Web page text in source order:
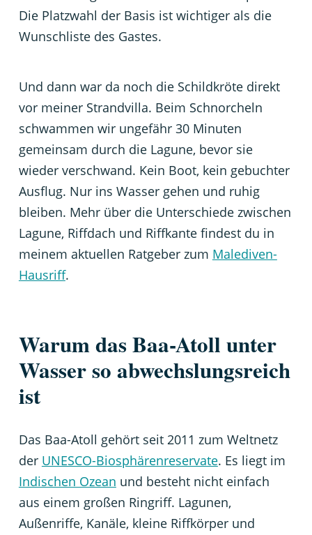
Die Platzwahl der Basis ist wichtiger als die
Wunschliste des Gastes.
Und dann war da noch die Schildkröte direkt
vor meiner Strandvilla. Beim Schnorcheln
schwammen wir ungefähr 30 Minuten
gemeinsam durch die Lagune, bevor sie
wieder verschwand. Kein Boot, kein gebuchter
Ausflug. Nur ins Wasser gehen und ruhig
bleiben. Mehr über die Unterschiede zwischen
Lagune, Riffdach und Riffkante findest du in
meinem aktuellen Ratgeber zum Malediven-
Hausriff.
Warum das Baa-Atoll unter
Wasser so abwechslungsreich
ist
Das Baa-Atoll gehört seit 2011 zum Weltnetz
der UNESCO-Biosphärenreservate. Es liegt im
Indischen Ozean und besteht nicht einfach
aus einem großen Ringriff. Lagunen,
Außenriffe, Kanäle, kleine Riffkörper und